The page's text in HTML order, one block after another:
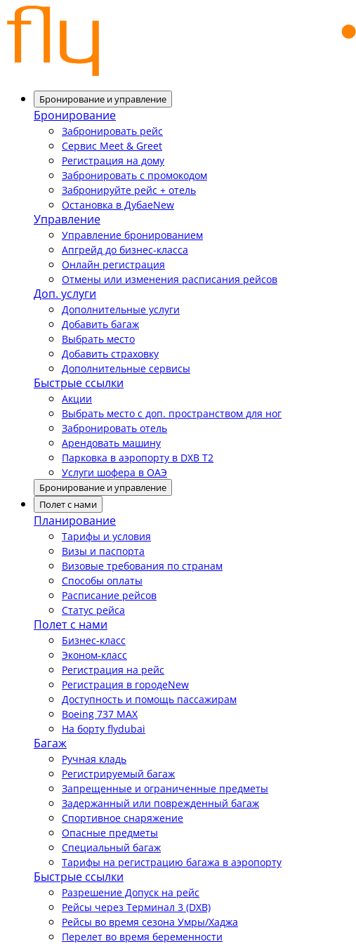
Бронирование и управление
Бронирование
Забронировать рейс
Сервис Meet & Greet
Регистрация на дому
Забронировать с промокодом
Забронируйте рейс + отель
Остановка в ДубаеNew
Управление
Управление бронированием
Апгрейд до бизнес-класса
Онлайн регистрация
Отмены или изменения расписания рейсов
Доп. услуги
Дополнительные услуги
Добавить багаж
Выбрать место
Добавить страховку
Дополнительные сервисы
Быстрые ссылки
Акции
Выбрать место с доп. пространством для ног
Забронировать отель
Арендовать машину
Парковка в аэропорту в DXB T2
Услуги шофера в ОАЭ
Бронирование и управление
Полет с нами
Планирование
Тарифы и условия
Визы и паспорта
Визовые требования по странам
Способы оплаты
Расписание рейсов
Статус рейса
Полет с нами
Бизнес-класс
Эконом-класс
Регистрация на рейс
Регистрация в городеNew
Доступность и помощь пассажирам
Boeing 737 MAX
На борту flydubai
Багаж
Ручная кладь
Регистрируемый багаж
Запрещенные и ограниченные предметы
Задержанный или поврежденный багаж
Спортивное снаряжение
Опасные предметы
Специальный багаж
Тарифы на регистрацию багажа в аэропорту
Быстрые ссылки
Разрешение Допуск на рейс
Рейсы через Терминал 3 (DXB)
Рейсы во время сезона Умры/Хаджа
Перелет во время беременности